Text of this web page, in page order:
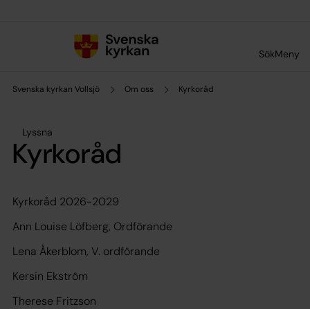
SökMeny
Svenska kyrkan Vollsjö Om oss Kyrkoråd
Lyssna
Kyrkoråd
Kyrkoråd 2026-2029
Ann Louise Löfberg, Ordförande
Lena Åkerblom, V. ordförande
Kersin Ekström
Therese Fritzson